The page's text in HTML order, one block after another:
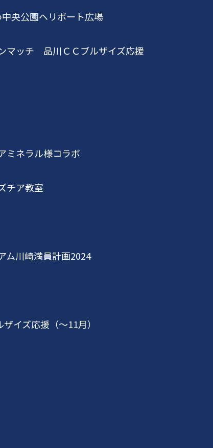
中央公園ヘリポート広場
マッチ 品川ＣＣブルザイズ応援
ミネラル様コラボ
チア教室
ム川崎満員計画2024
ザイズ応援（～11月）